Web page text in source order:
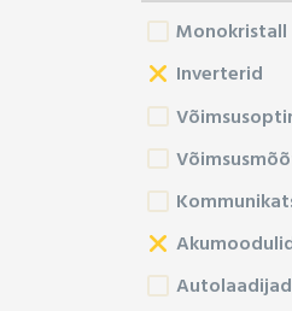
Monokristall
Inverterid
Autolaadijad